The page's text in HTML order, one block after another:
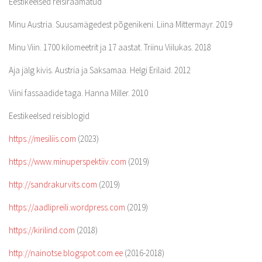
Minu Austria. Suusamägedest põgenikeni. Liina Mittermayr. 2019
Minu Viin. 1700 kilomeetrit ja 17 aastat. Triinu Viilukas. 2018
Aja jälg kivis. Austria ja Saksamaa. Helgi Erilaid. 2012
Viini fassaadide taga. Hanna Miller. 2010
Eestikeelsed reisiblogid
https://mesiliis.com (2023)
https://www.minuperspektiiv.com (2019)
http://sandrakurvits.com (2019)
https://aadlipreili.wordpress.com (2019)
https://kirilind.com (2018)
http://nainotse.blogspot.com.ee (2016-2018)